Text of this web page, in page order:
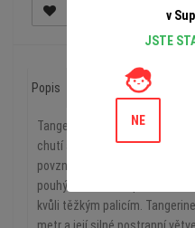
Popis Recenze (0)
Tangerine Dream™ je odrůda
chutí a vůní kyselých
povznášejícím účinkem. Tato
pouhých 65 dnů. V
kvůli těžkým palicím.
v
JSTE
NE